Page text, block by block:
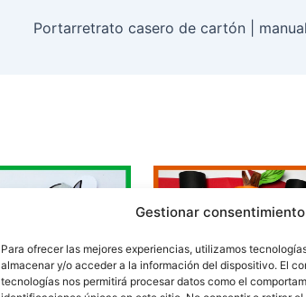
Gestionar consentimiento
Para ofrecer las mejores experiencias, utilizamos
almacenar y/o acceder a la información del dispositivo. El
tecnologías nos permitirá procesar datos como el
Portarretrato casero de cartón |